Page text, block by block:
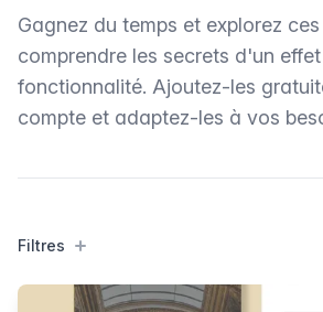
Gagnez du temps et explorez
comprendre les secrets d'un
fonctionnalité. Ajoutez-les
compte et adaptez-les à vos
Filtres
Filtres
Products